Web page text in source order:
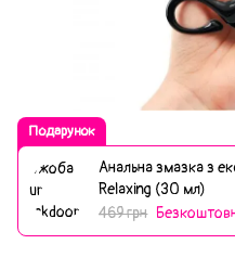
Подарунок
Анальна змазка з
Relaxing (30 мл)
469 грн